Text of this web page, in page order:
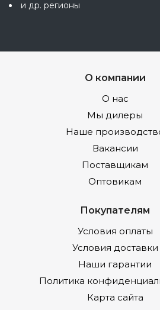
и др. регионы
О компании
О нас
Мы дилеры
Наше
Вакансии
Поставщикам
Оптовикам
Покупателям
Условия оплаты
Условия доставки
Наши гарантии
Политика
Карта сайта